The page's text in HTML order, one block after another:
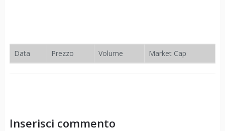
Data Prezzo Volume Market Cap
Inserisci commento